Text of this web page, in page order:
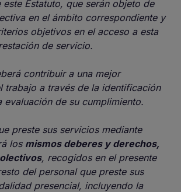
Estatuto, que serán objeto de
en el ámbito correspondiente y
objetivos en el acceso a esta
de servicio.
contribuir a una mejor
trabajo a través de la identificación
evaluación de su cumplimiento.
preste sus servicios mediante
los mismos deberes y derechos,
, recogidos en el presente
del personal que preste sus
presencial, incluyendo la